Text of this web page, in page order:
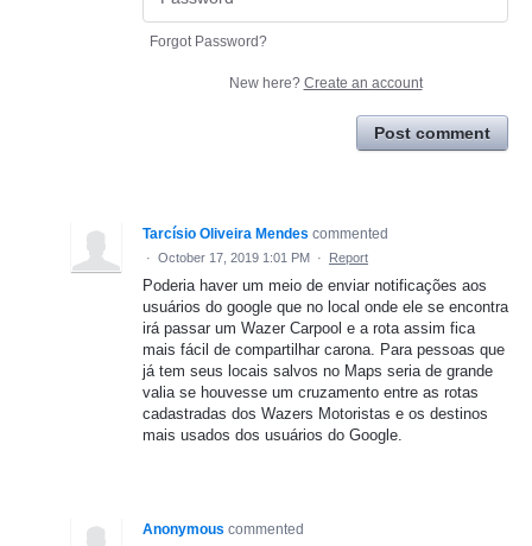
Forgot Password?
New here? Create an account
Post comment
Tarcísio Oliveira Mendes commented
· October 17, 2019 1:01 PM · Report
Poderia haver um meio de enviar notificações aos
usuários do google que no local onde ele se encontra
irá passar um Wazer Carpool e a rota assim fica
mais fácil de compartilhar carona. Para pessoas que
já tem seus locais salvos no Maps seria de grande
valia se houvesse um cruzamento entre as rotas
cadastradas dos Wazers Motoristas e os destinos
mais usados dos usuários do Google.
Anonymous commented